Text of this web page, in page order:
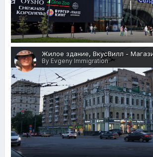
By Evgeny Immigration